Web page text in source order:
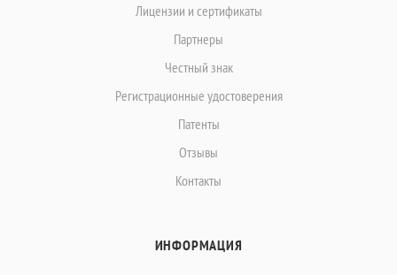
Лицензии и сертификаты
Партнеры
Честный знак
Регистрационные удостоверения
Патенты
Отзывы
Контакты
ИНФОРМАЦИЯ